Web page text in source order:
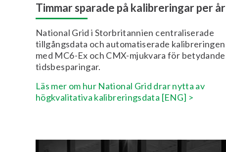
Timmar sparade på kalibreringar per år
National Grid i Storbritannien centraliserade
tillgångsdata och automatiserade kalibreringen
med MC6-Ex och CMX-mjukvara för betydande
tidsbesparingar.
Läs mer om hur National Grid drar nytta av
högkvalitativa kalibreringsdata [ENG] >